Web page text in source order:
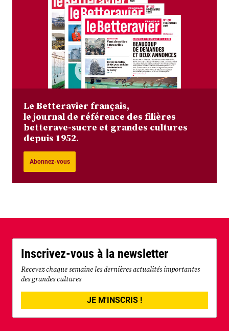
Le Betteravier français,
le journal de référence des filières
betterave-sucre et grandes cultures
depuis 1952.
Abonnez-vous
Inscrivez-vous à la newsletter
Recevez chaque semaine les dernières actualités importantes
des grandes cultures
JE M'INSCRIS !